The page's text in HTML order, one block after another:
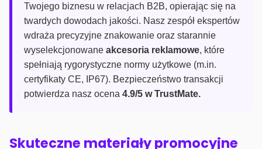
Twojego biznesu w relacjach B2B, opierając się na
twardych dowodach jakości. Nasz zespół ekspertów
wdraża precyzyjne znakowanie oraz starannie
wyselekcjonowane akcesoria reklamowe, które
spełniają rygorystyczne normy użytkowe (m.in.
certyfikaty CE, IP67). Bezpieczeństwo transakcji
potwierdza nasz ocena 4.9/5 w TrustMate.
Skuteczne materiały promocyjne